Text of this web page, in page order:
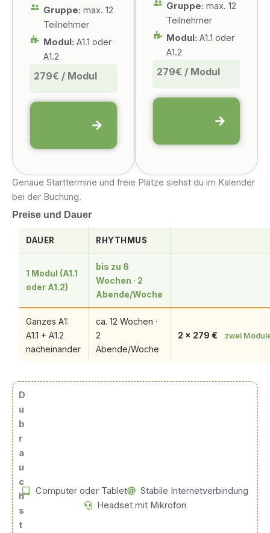
Gruppe: max. 12
Teilnehmer
Modul: A1.1 oder
A1.2
279€ / Modul
Gruppe: max. 12
Teilnehmer
Modul: A1.1 oder
A1.2
279€ / Modul
Genaue Starttermine und freie Plätze siehst du im Kalender
bei der Buchung.
Preise und Dauer
DAUER RHYTHMUS
1 Modul (A1.1
oder A1.2)
bis zu 6
Wochen · 2
Abende/Woche
Ganzes A1:
A1.1 + A1.2
nacheinander
ca. 12 Wochen ·
2
Abende/Woche
2 × 279 € zwei
D
u
b
r
a
u
c
h
s
t
Computer oder Tablet
Stabile Internetverbindung
Headset mit Mikrofon